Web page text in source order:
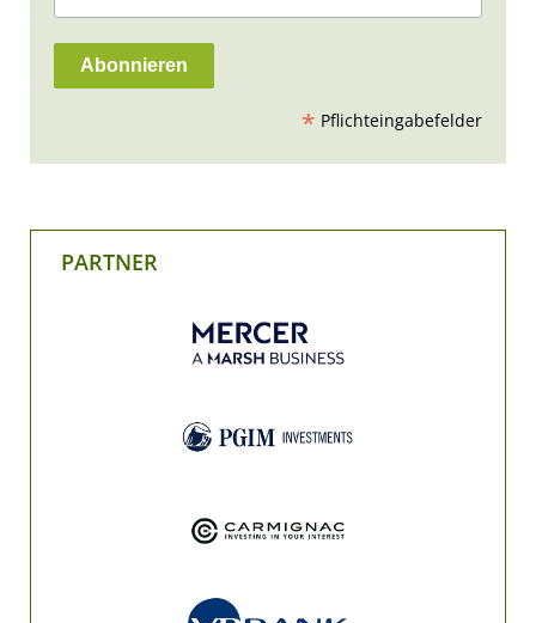
* Pflichteingabefelder
PARTNER